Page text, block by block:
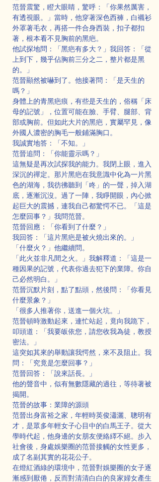
范晉震驚，瞪大眼睛，驚呼：「你果然厲害，
有透視眼。」當時，他穿著深色西褲，白襯衫
外罩著毛衣，再搭一件合身西裝，扣子都扣
著，根本看不見胸前的黑疤。
他試探地問：「黑疤有多大？」我回答：「從
上到下，幾乎佔胸前三分之二，整片都是黑
的。」
范晉顯然被嚇到了。他接著問：「是天生的
嗎？」
身體上的青黑疤痕，有些是天生的，俗稱「床
母的記號」，位置可能在臉、手臂、腿部、背
部或胸前。但如此大片的黑疤，實屬罕見，像
外國人濃密的胸毛一般鋪滿胸口。
我誠實地答：「不知。」
范晉追問：「你能靈示嗎？」
這無疑是再次試探我的能力。我閉上眼，進入
深沉的禪定。那片黑疤在我意識中化為一片黑
色的湖海，我彷彿聽到「咚」的一聲，掉入湖
底，逐漸沉沒。過了一陣，我睜開眼，內心掀
起巨大的震撼，連我自己都驚愕不已。「這是
怎麼回事？」我問范晉。
范晉回應：「你看到了什麼？」
我回答：「這片黑疤是被火燒出來的。」
「什麼火？」他繼續問。
「此火並非凡間之火。」我解釋道：「這是一
種因果的記號，代表你過去犯下的業障。你自
己必然明白。」
范晉沉默片刻，點了點頭，然後問：「你看見
什麼景象？」
「很多人推著你，送進一個火坑。」
范晉頓時激動起來，連忙站起，竟向我跪下，
叩頭道：「我要皈依您，請您收我為徒，教授
密法。」
這突如其來的舉動讓我愕然，來不及阻止。我
問：「究竟是怎麼回事？」
范晉回答：「說來話長。」
他的聲音中，似有無數隱藏的過往，等待著被
揭開。
范晉的故事：業障的源頭
范晉出身富裕之家，年輕時英俊瀟灑、聰明有
才，是眾多年輕女子心目中的白馬王子。從大
學時代起，他身邊的女朋友便絡繹不絕。步入
社會後，身處娛樂圈的范晉接觸的女性更多，
成了名副其實的花花公子。
在燈紅酒綠的環境中，范晉對娛樂圈的女子逐
漸感到厭倦，反而對清清白白的良家婦女產生